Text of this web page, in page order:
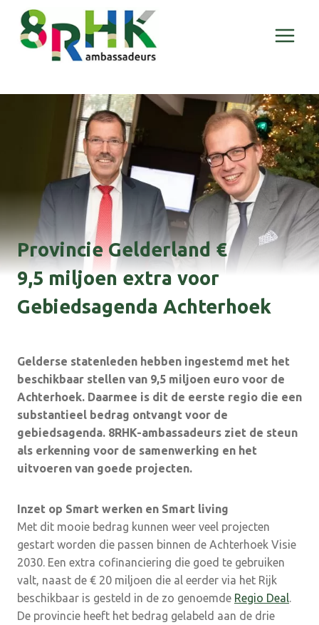
Doorgaan
naar
inhoud
Provincie Gelderland €
9,5 miljoen extra voor
Gebiedsagenda Achterhoek
Gelderse statenleden hebben ingestemd met het
beschikbaar stellen van 9,5 miljoen euro voor de
Achterhoek. Daarmee is dit de eerste regio die een
substantieel bedrag ontvangt voor de
gebiedsagenda. 8RHK-ambassadeurs ziet de steun
als erkenning voor de samenwerking en het
uitvoeren van goede projecten.
Inzet op Smart werken en Smart living
Met dit mooie bedrag kunnen weer veel projecten
gestart worden die passen binnen de Achterhoek Visie
2030. Een extra cofinanciering die goed te gebruiken
valt, naast de € 20 miljoen die al eerder via het Rijk
beschikbaar is gesteld in de zo genoemde Regio Deal.
De provincie heeft het bedrag gelabeld aan de drie